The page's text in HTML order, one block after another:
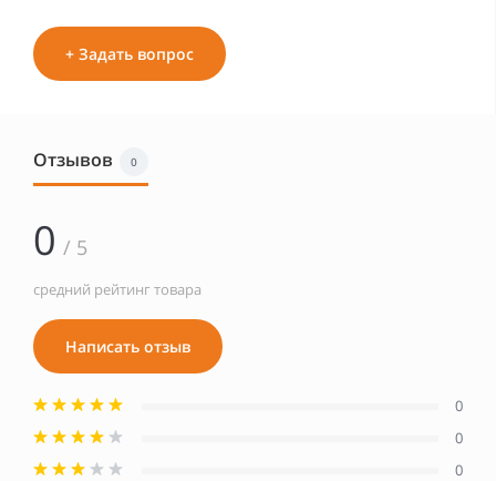
+ Задать вопрос
Отзывов 0
0 / 5
средний рейтинг товара
Написать отзыв
0
0
0